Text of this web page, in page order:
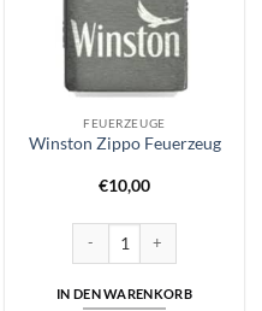
FEUERZEUGE
Winston Zippo Feuerzeug
€10,00
IN DEN WARENKORB